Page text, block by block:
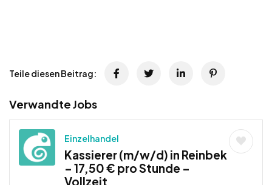
Teile diesen Beitrag:
Verwandte Jobs
Einzelhandel
Kassierer (m/w/d) in Reinbek
– 17,50 € pro Stunde –
Vollzeit